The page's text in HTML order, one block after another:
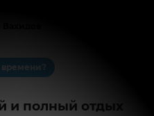
времени?
и полный отдых